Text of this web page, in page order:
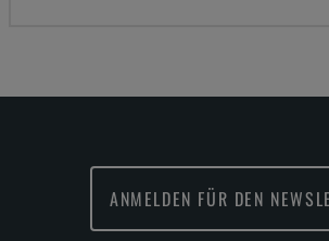
ANMELDEN FÜR DEN